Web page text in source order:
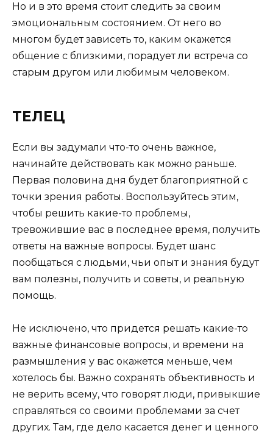
Но и в это время стоит следить за своим
эмоциональным состоянием. От него во
многом будет зависеть то, каким окажется
общение с близкими, порадует ли встреча со
старым другом или любимым человеком.
ТЕЛЕЦ
Если вы задумали что-то очень важное,
начинайте действовать как можно раньше.
Первая половина дня будет благоприятной с
точки зрения работы. Воспользуйтесь этим,
чтобы решить какие-то проблемы,
тревожившие вас в последнее время, получить
ответы на важные вопросы. Будет шанс
пообщаться с людьми, чьи опыт и знания будут
вам полезны, получить и советы, и реальную
помощь.
Не исключено, что придется решать какие-то
важные финансовые вопросы, и времени на
размышления у вас окажется меньше, чем
хотелось бы. Важно сохранять объективность и
не верить всему, что говорят люди, привыкшие
справляться со своими проблемами за счет
других. Там, где дело касается денег и ценного